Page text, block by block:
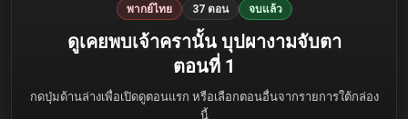
พากย์ไทย 37 ตอน จบแล้ว
ดูเคยพบเจ้าครานั้น บุปผางามจับตา
ตอนที่ 1
กดปุ่มด้านล่างเพื่อเปิดดูตอนแรก หรือเลือกตอนอื่นจากรายการใต้กล่อง
นี้